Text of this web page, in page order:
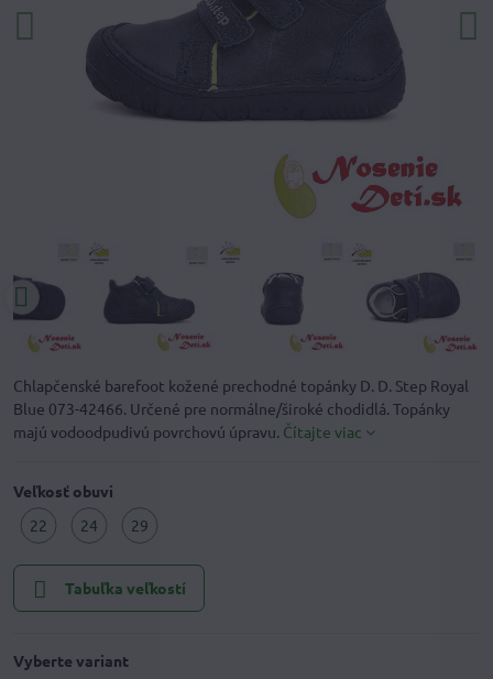
Chlapčenské barefoot kožené prechodné topánky D. D. Step Royal
Blue 073-42466. Určené pre normálne/široké chodidlá. Topánky
majú vodoodpudivú povrchovú úpravu. Čítajte viac
Veľkosť obuvi
22
24 29
Tabuľka veľkostí
Vyberte variant